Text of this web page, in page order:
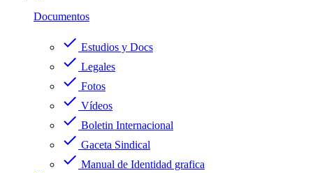
Documentos
check Estudios y Docs
check Legales
check Fotos
check Vídeos
check Boletin Internacional
check Gaceta Sindical
check Manual de Identidad grafica